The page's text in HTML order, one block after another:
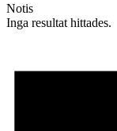
Notis
Inga resultat hittades.